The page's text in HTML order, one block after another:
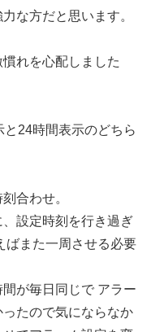
な方だと思います。
れを心配しました
24時間表示のどちら
合わせ。
設定時刻を行き過ぎ
ばまた一周させる必要
が毎日同じで アラー
たので気にならなか